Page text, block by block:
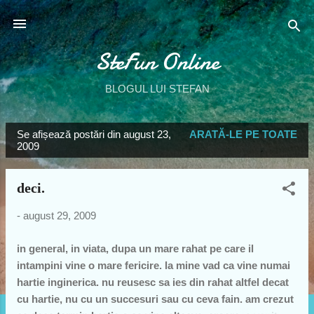
Treceți la conținutul principal
SteFun Online
BLOGUL LUI STEFAN
P
o
Se afișează postări din august 23,
2009
ARATĂ-LE PE TOATE
deci.
- august 29, 2009
in general, in viata, dupa un mare rahat pe care il
intampini vine o mare fericire. la mine vad ca vine numai
hartie inginerica. nu reusesc sa ies din rahat altfel decat
cu hartie, nu cu un succesuri sau cu ceva fain. am crezut